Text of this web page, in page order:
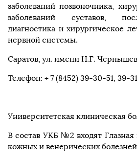
заболеваний позвоночника,
заболеваний суставов,
диагностика и хирургическое
нервной системы.
Саратов, ул. имени Н.Г.
Телефон: + 7 (8452) 39-30-51, 39-
Университетская клиническая
В состав УКБ №2 входят
кожных и венерических